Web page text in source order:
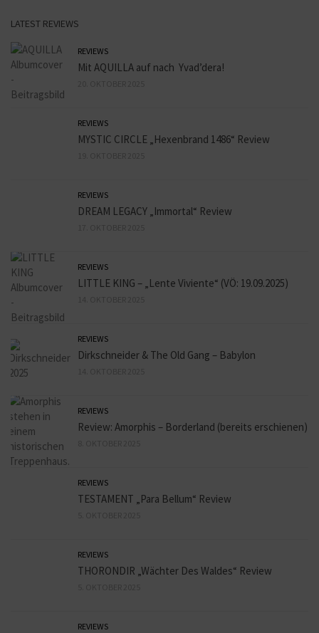
LATEST REVIEWS
REVIEWS
Mit AQUILLA auf nach Yvad’dera!
REVIEWS
MYSTIC CIRCLE „Hexenbrand 1486“ Review
REVIEWS
DREAM LEGACY „Immortal“ Review
REVIEWS
LITTLE KING – „Lente Viviente“ (VÖ: 19.09.2025)
REVIEWS
Dirkschneider & The Old Gang – Babylon
REVIEWS
Review: Amorphis – Borderland (bereits erschienen)
REVIEWS
TESTAMENT „Para Bellum“ Review
REVIEWS
THORONDIR „Wächter Des Waldes“ Review
REVIEWS